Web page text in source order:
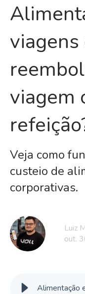
viagem
Veja como
custeio de
corporativas.
Luiz
out.